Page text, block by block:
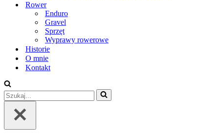
Rower
Enduro
Gravel
Sprzęt
Wyprawy rowerowe
Historie
O mnie
Kontakt
Szukaj...